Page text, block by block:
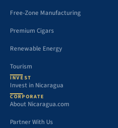
Free-Zone Manufacturing
Premium Cigars
Renewable Energy
Tourism
INVEST
Invest in Nicaragua
CORPORATE
About Nicaragua.com
Partner With Us